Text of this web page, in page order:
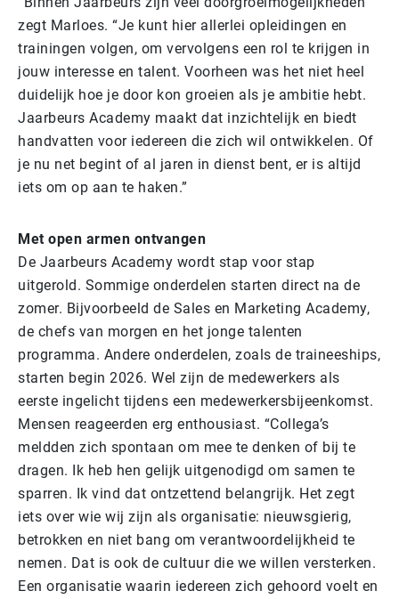
zegt Marloes. “Je kunt hier allerlei opleidingen en
trainingen volgen, om vervolgens een rol te krijgen in
jouw interesse en talent. Voorheen was het niet heel
duidelijk hoe je door kon groeien als je ambitie hebt.
Jaarbeurs Academy maakt dat inzichtelijk en biedt
handvatten voor iedereen die zich wil ontwikkelen. Of
je nu net begint of al jaren in dienst bent, er is altijd
iets om op aan te haken.”
Met open armen ontvangen
De Jaarbeurs Academy wordt stap voor stap
uitgerold. Sommige onderdelen starten direct na de
zomer. Bijvoorbeeld de Sales en Marketing Academy,
de chefs van morgen en het jonge talenten
programma. Andere onderdelen, zoals de traineeships,
starten begin 2026. Wel zijn de medewerkers als
eerste ingelicht tijdens een medewerkersbijeenkomst.
Mensen reageerden erg enthousiast. “Collega’s
meldden zich spontaan om mee te denken of bij te
dragen. Ik heb hen gelijk uitgenodigd om samen te
sparren. Ik vind dat ontzettend belangrijk. Het zegt
iets over wie wij zijn als organisatie: nieuwsgierig,
betrokken en niet bang om verantwoordelijkheid te
nemen. Dat is ook de cultuur die we willen versterken.
Een organisatie waarin iedereen zich gehoord voelt en